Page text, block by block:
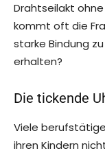
Drahtseilakt
kommt oft die
starke Bindung
erhalten?
Die tickende
Viele
ihren Kindern